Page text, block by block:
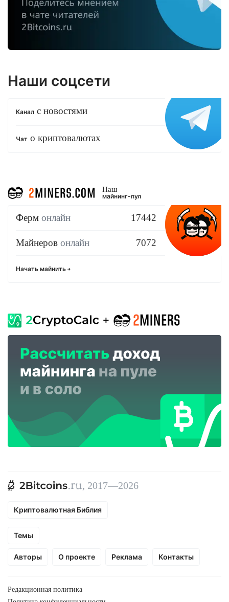
Наши соцсети
Канал с новостями
Чат о криптовалютах
Наш
майнинг-пул
Ферм онлайн 17442
Майнеров онлайн 7072
Начать майнить
, 2017—2026
Криптовалютная Библия
Темы
Авторы О проекте Реклама Контакты
Редакционная политика